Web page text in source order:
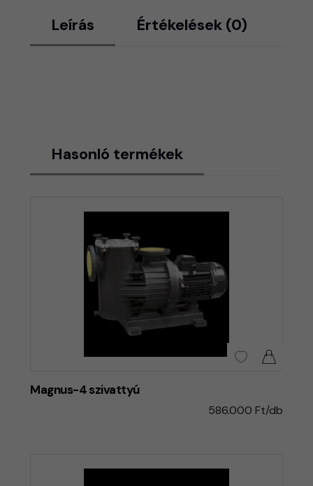
Leírás Értékelések (0)
Hasonló termékek
Magnus-4 szivattyú
586.000 Ft/db